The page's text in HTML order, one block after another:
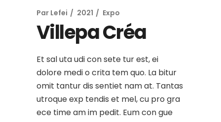
Par Lefei 2021 Expo
Villepa Créa
Et sal uta udi con sete tur est, ei
dolore medi o crita tem quo. La bitur
omit tantur dis sentiet nam at. Tantas
utroque exp tendis et mel, cu pro gra
ece time am im pedit. Eum con gue